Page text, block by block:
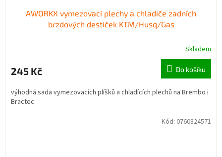
AWORKX vymezovací plechy a chladiče zadních
brzdových destiček KTM/Husq/Gas
Skladem
245 Kč Do košíku
výhodná sada vymezovacích plíšků a chladících plechů na Brembo i
Bractec
Kód: 0760324571